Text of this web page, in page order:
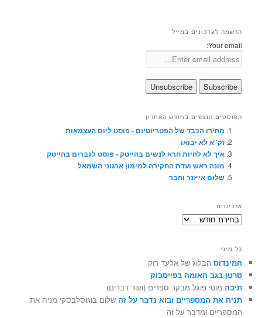
הרשמה לעדכונים במייל
Your email:
הפוסטים הנצפים בחודש האחרון
מחירו הכבד של הפטריוטיזם - פוסט ליום העצמאות
זק"א לא יבואו
איך לא להיות חרא לנשים בהייטק - פוסט לגברים בהייטק
מונה ראש ועדת החקירה למימון ארגוני השמאל
שלום אייזנר וחבר
ארכיונים
ארכיונים
כל מיני
חמינדוס הבלוג של אלעד רוֶק
סרטן בגב האומה בפייסבוק
תיבה מוטי פוגל מבקר ספרים (ועוד דברים)
תניח את המספריים ובוא נדבר על זה שלום בוגוסלבסקי מניח את
המספריים ומדבר על זה